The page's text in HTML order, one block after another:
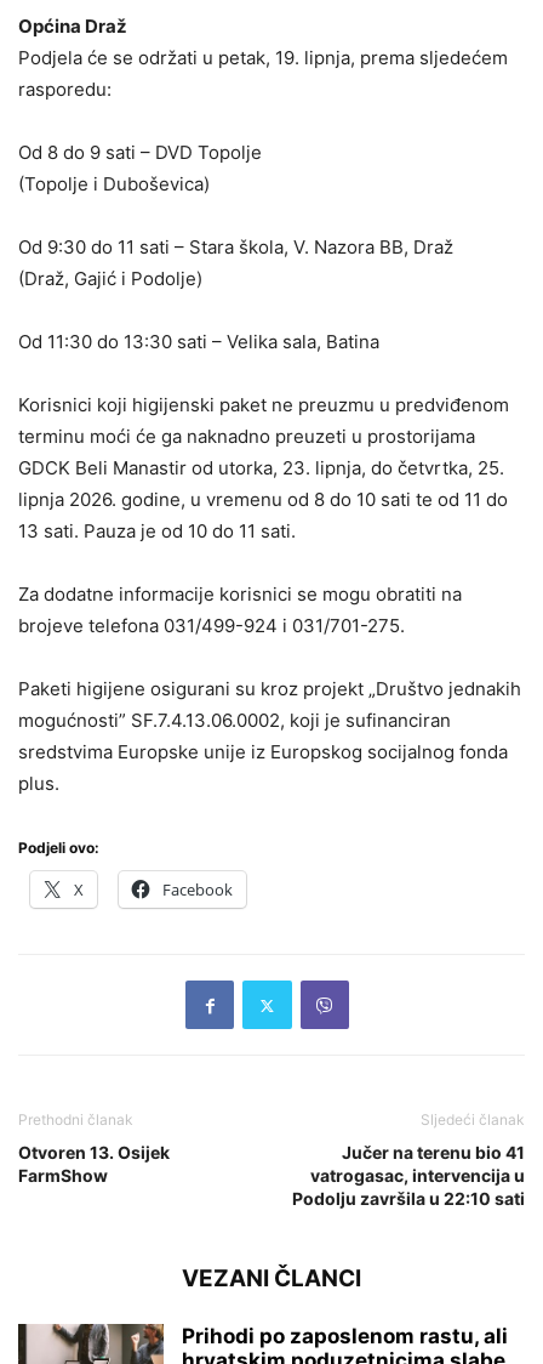
Općina Draž
Podjela će se održati u petak, 19. lipnja, prema sljedećem
rasporedu:
Od 8 do 9 sati – DVD Topolje
(Topolje i Duboševica)
Od 9:30 do 11 sati – Stara škola, V. Nazora BB, Draž
(Draž, Gajić i Podolje)
Od 11:30 do 13:30 sati – Velika sala, Batina
Korisnici koji higijenski paket ne preuzmu u predviđenom
terminu moći će ga naknadno preuzeti u prostorijama
GDCK Beli Manastir od utorka, 23. lipnja, do četvrtka, 25.
lipnja 2026. godine, u vremenu od 8 do 10 sati te od 11 do
13 sati. Pauza je od 10 do 11 sati.
Za dodatne informacije korisnici se mogu obratiti na
brojeve telefona 031/499-924 i 031/701-275.
Paketi higijene osigurani su kroz projekt „Društvo jednakih
mogućnosti” SF.7.4.13.06.0002, koji je sufinanciran
sredstvima Europske unije iz Europskog socijalnog fonda
plus.
Podjeli ovo:
X Facebook
Prethodni članak
Otvoren 13. Osijek
FarmShow
Sljedeći članak
Jučer na terenu bio 41
vatrogasac, intervencija u
Podolju završila u 22:10 sati
VEZANI ČLANCI
Prihodi po zaposlenom rastu, ali